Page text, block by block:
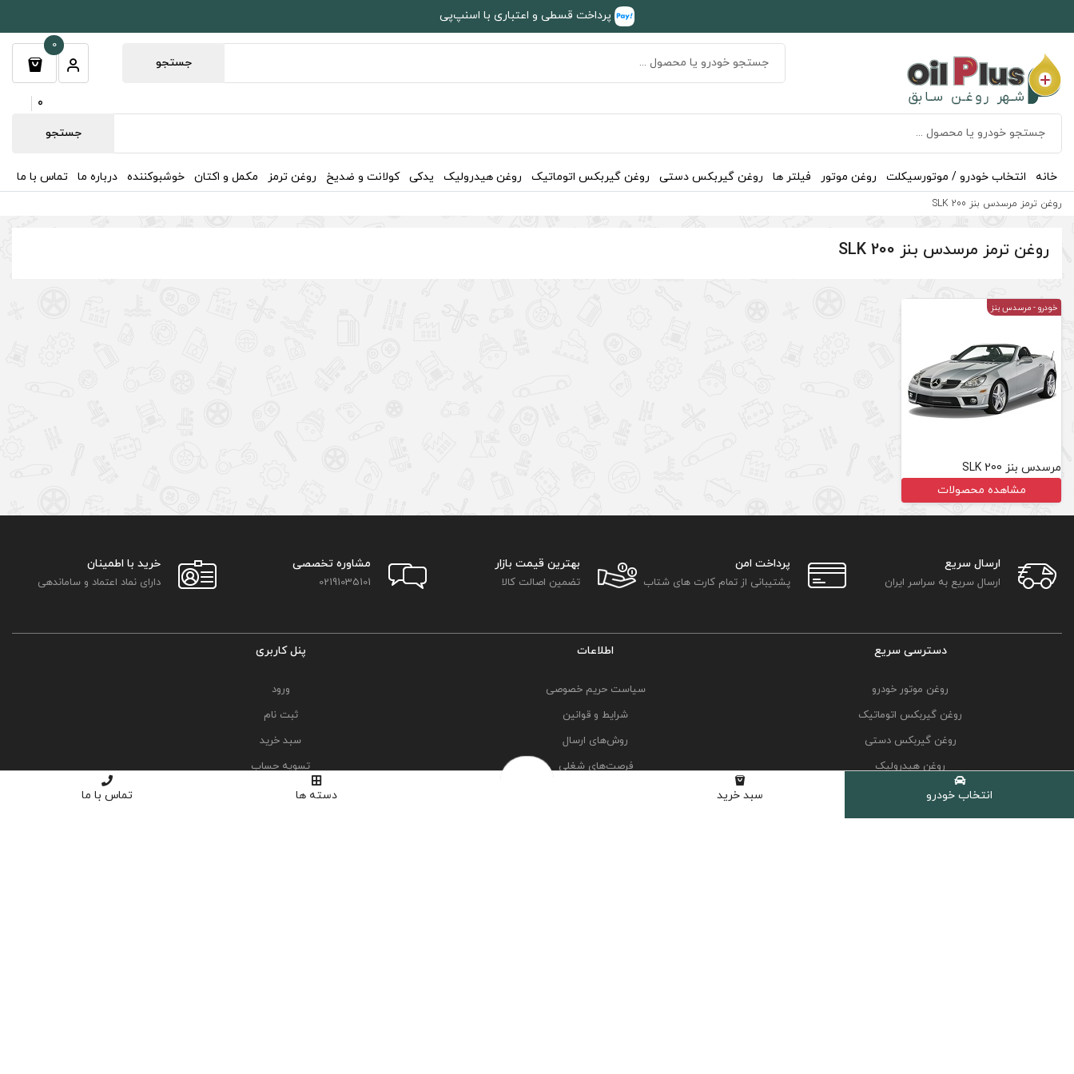
انتخاب خودرو سبد خرید دسته ها تماس با ما
پرداخت قسطی و اعتباری با اسنپ‌پی
جستجو
0
0
جستجو
خانه انتخاب خودرو / موتورسیکلت روغن موتور فیلتر ها روغن گیربکس دستی روغن گیربکس اتوماتیک روغن هیدرولیک یدکی کولانت و ضدیخ روغن ترمز مکمل و اکتان خوشبوکننده درباره ما تماس با ما
روغن ترمز مرسدس بنز SLK 200
روغن ترمز مرسدس بنز SLK 200
خودرو - مرسدس بنز
مرسدس بنز SLK 200
مشاهده محصولات
ارسال سریع
ارسال سریع به سراسر ایران
پرداخت امن
پشتیبانی از تمام کارت های شتاب
بهترین قیمت بازار
تضمین اصالت کالا
مشاوره تخصصی
02191035101
خرید با اطمینان
دارای نماد اعتماد و ساماندهی
دسترسی سریع
روغن موتور خودرو
روغن گیربکس اتوماتیک
روغن گیربکس دستی
روغن هیدرولیک
کولانت، ضدیخ و ضدجوش
مکمل و اکتان
اطلاعات
سیاست حریم خصوصی
شرایط و قوانین
روش‌های ارسال
فرصت‌های شغلی
پنل کاربری
ورود
ثبت نام
سبد خرید
تسویه حساب